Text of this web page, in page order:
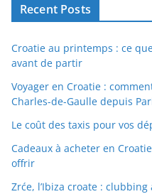
Recent Posts
Croatie au printemps : ce
avant de partir
Voyager en Croatie :
Charles-de-Gaulle depuis
Le coût des taxis pour vos
Cadeaux à acheter en
offrir
Zrće, l’Ibiza croate :